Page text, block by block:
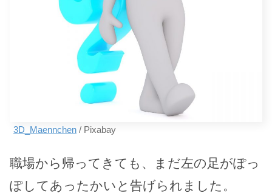
3D_Maennchen / Pixabay
職場から帰ってきても、まだ左の足がぽっ
ぽしてあったかいと告げられました。